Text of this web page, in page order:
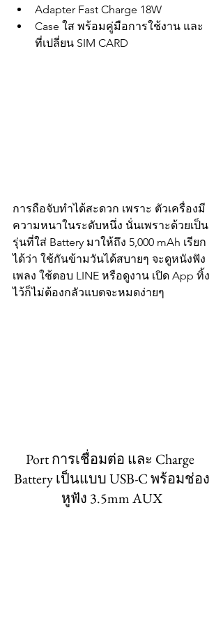
Adapter Fast Charge 18W
Case ใส พร้อมคู่มือการใช้งาน และ
ที่เปลี่ยน SIM CARD
การถือจับทำได้สะดวก เพราะ ตัวเครื่องมี
ความหนาในระดับหนึ่ง นั่นเพราะด้วยเป็น
รุ่นที่ใส่ Battery มาให้ถึง 5,000 mAh เรียก
ได้ว่า ใช้กันข้ามวันได้สบายๆ จะดูหนังฟัง
เพลง ใช้ตอบ LINE หรือดูงาน เปิด App ทิ้ง
ไว้ก็ไม่ต้องกลัวแบตจะหมดง่ายๆ
Port การเชื่อมต่อ และ Charge
Battery เป็นแบบ USB-C พร้อมช่อง
หูฟัง 3.5mm AUX